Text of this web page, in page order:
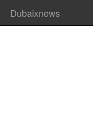
Dubaixnews